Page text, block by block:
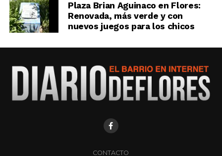
Plaza Brian Aguinaco en Flores:
Renovada, más verde y con
nuevos juegos para los chicos
CONTACTO